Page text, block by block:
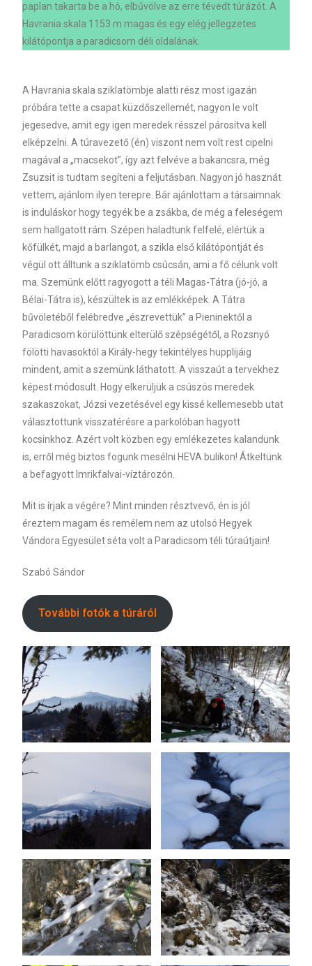
paplan takarta be a hó, elbűvölve az erre tévedt túrázót. A
Havrania skala 1153 m magas és egy elég jellegzetes
kilátópontja a paradicsom déli oldalának.
A Havrania skala sziklatömbje alatti rész most igazán
próbára tette a csapat küzdőszellemét, nagyon le volt
jegesedve, amit egy igen meredek résszel párosítva kell
elképzelni. A túravezető (én) viszont nem volt rest cipelni
magával a „macsekot”, így azt felvéve a bakancsra, még
Zsuzsit is tudtam segíteni a feljutásban. Nagyon jó hasznát
vettem, ajánlom ilyen terepre. Bár ajánlottam a társaimnak
is induláskor hogy tegyék be a zsákba, de még a feleségem
sem hallgatott rám. Szépen haladtunk felfelé, elértük a
kőfülkét, majd a barlangot, a szikla első kilátópontját és
végül ott álltunk a sziklatömb csúcsán, ami a fő célunk volt
ma. Szemünk előtt ragyogott a téli Magas-Tátra (jó-jó, a
Bélai-Tátra is), készültek is az emlékképek. A Tátra
bűvöletéből felébredve „észrevettük” a Pieninektől a
Paradicsom körülöttünk elterülő szépségétől, a Rozsnyó
fölötti havasoktól a Király-hegy tekintélyes hupplijáig
mindent, amit a szemünk láthatott. A visszaút a tervekhez
képest módosult. Hogy elkerüljük a csúszós meredek
szakaszokat, Józsi vezetésével egy kissé kellemesebb utat
választottunk visszatérésre a parkolóban hagyott
kocsinkhoz. Azért volt közben egy emlékezetes kalandunk
is, erről még biztos fogunk mesélni HEVA bulikon! Átkeltünk
a befagyott Imrikfalvai-víztározón.
Mit is írjak a végére? Mint minden résztvevő, én is jól
éreztem magam és remélem nem az utolsó Hegyek
Vándora Egyesület séta volt a Paradicsom téli túraútjain!
Szabó Sándor
További fotók a túráról